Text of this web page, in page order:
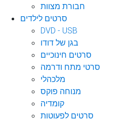
חבורת מצוות
סרטים לילדים
DVD - USB
בגן של דודו
סרטים חינוכיים
סרטי מתח ודרמה
מלכהלי
מנוחה פוקס
קומדיה
סרטים לפעוטות